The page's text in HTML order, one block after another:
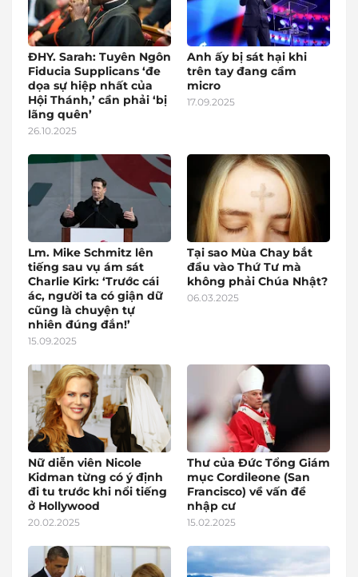
ĐHY. Sarah: Tuyên Ngôn
Fiducia Supplicans ‘đe
dọa sự hiệp nhất của
Hội Thánh,’ cần phải ‘bị
lãng quên’
26.10.2025
Anh ấy bị sát hại khi
trên tay đang cầm
micro
17.09.2025
Lm. Mike Schmitz lên
tiếng sau vụ ám sát
Charlie Kirk: ‘Trước cái
ác, người ta có giận dữ
cũng là chuyện tự
nhiên đúng đắn!’
15.09.2025
Tại sao Mùa Chay bắt
đầu vào Thứ Tư mà
không phải Chúa Nhật?
06.03.2025
Nữ diễn viên Nicole
Kidman từng có ý định
đi tu trước khi nổi tiếng
ở Hollywood
20.02.2025
Thư của Đức Tổng Giám
mục Cordileone (San
Francisco) về vấn đề
nhập cư
15.02.2025